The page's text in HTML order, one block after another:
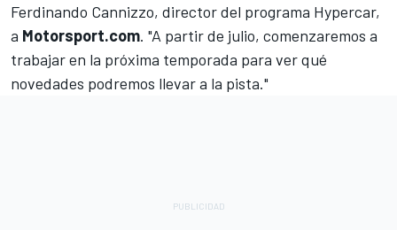
Ferdinando Cannizzo, director del programa Hypercar,
a Motorsport.com. "A partir de julio, comenzaremos a
trabajar en la próxima temporada para ver qué
novedades podremos llevar a la pista."